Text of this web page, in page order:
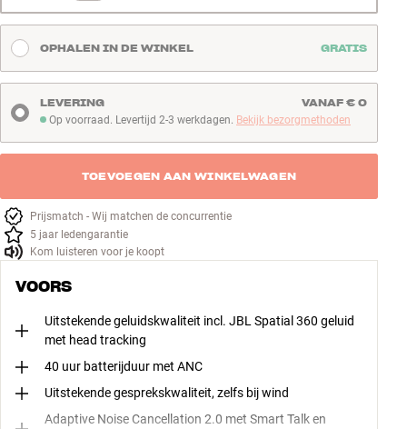
OPHALEN IN DE WINKEL GRATIS
Op voorraad. Levertijd 2-3 werkdagen
Op voorraad. Levertijd 2-3 werkdagen. Bekijk bezorgmethoden
LEVERING VANAF € 0
TOEVOEGEN AAN WINKELWAGEN
Prijsmatch - Wij matchen de concurrentie
5 jaar ledengarantie
Kom luisteren voor je koopt
VOORS
Uitstekende geluidskwaliteit incl. JBL Spatial 360 geluid
met head tracking
40 uur batterijduur met ANC
Uitstekende gesprekskwaliteit, zelfs bij wind
Adaptive Noise Cancellation 2.0 met Smart Talk en